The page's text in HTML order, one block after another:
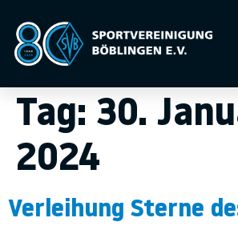
Tag: 30.
2024
Verleihung Sterne